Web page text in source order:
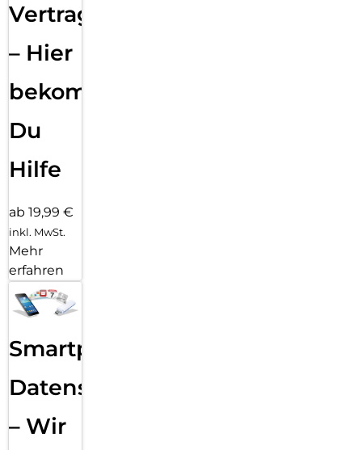
Vertragsabwicklung
– Hier
bekommst
Du
Hilfe
ab 19,99 €
inkl. MwSt.
Mehr
erfahren
Smartphone
Datensicherung
– Wir